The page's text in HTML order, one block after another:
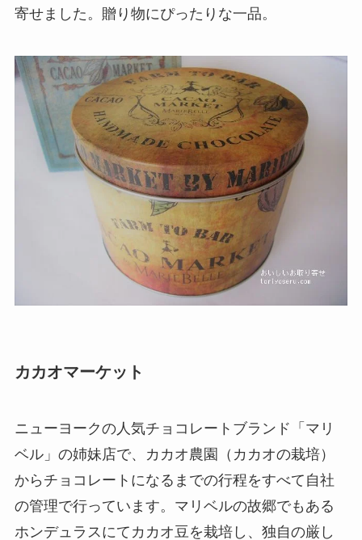
寄せました。贈り物にぴったりな一品。
カカオマーケット
ニューヨークの人気チョコレートブランド「マリ
ベル」の姉妹店で、カカオ農園（カカオの栽培）
からチョコレートになるまでの行程をすべて自社
の管理で行っています。マリベルの故郷でもある
ホンデュラスにてカカオ豆を栽培し、独自の厳し